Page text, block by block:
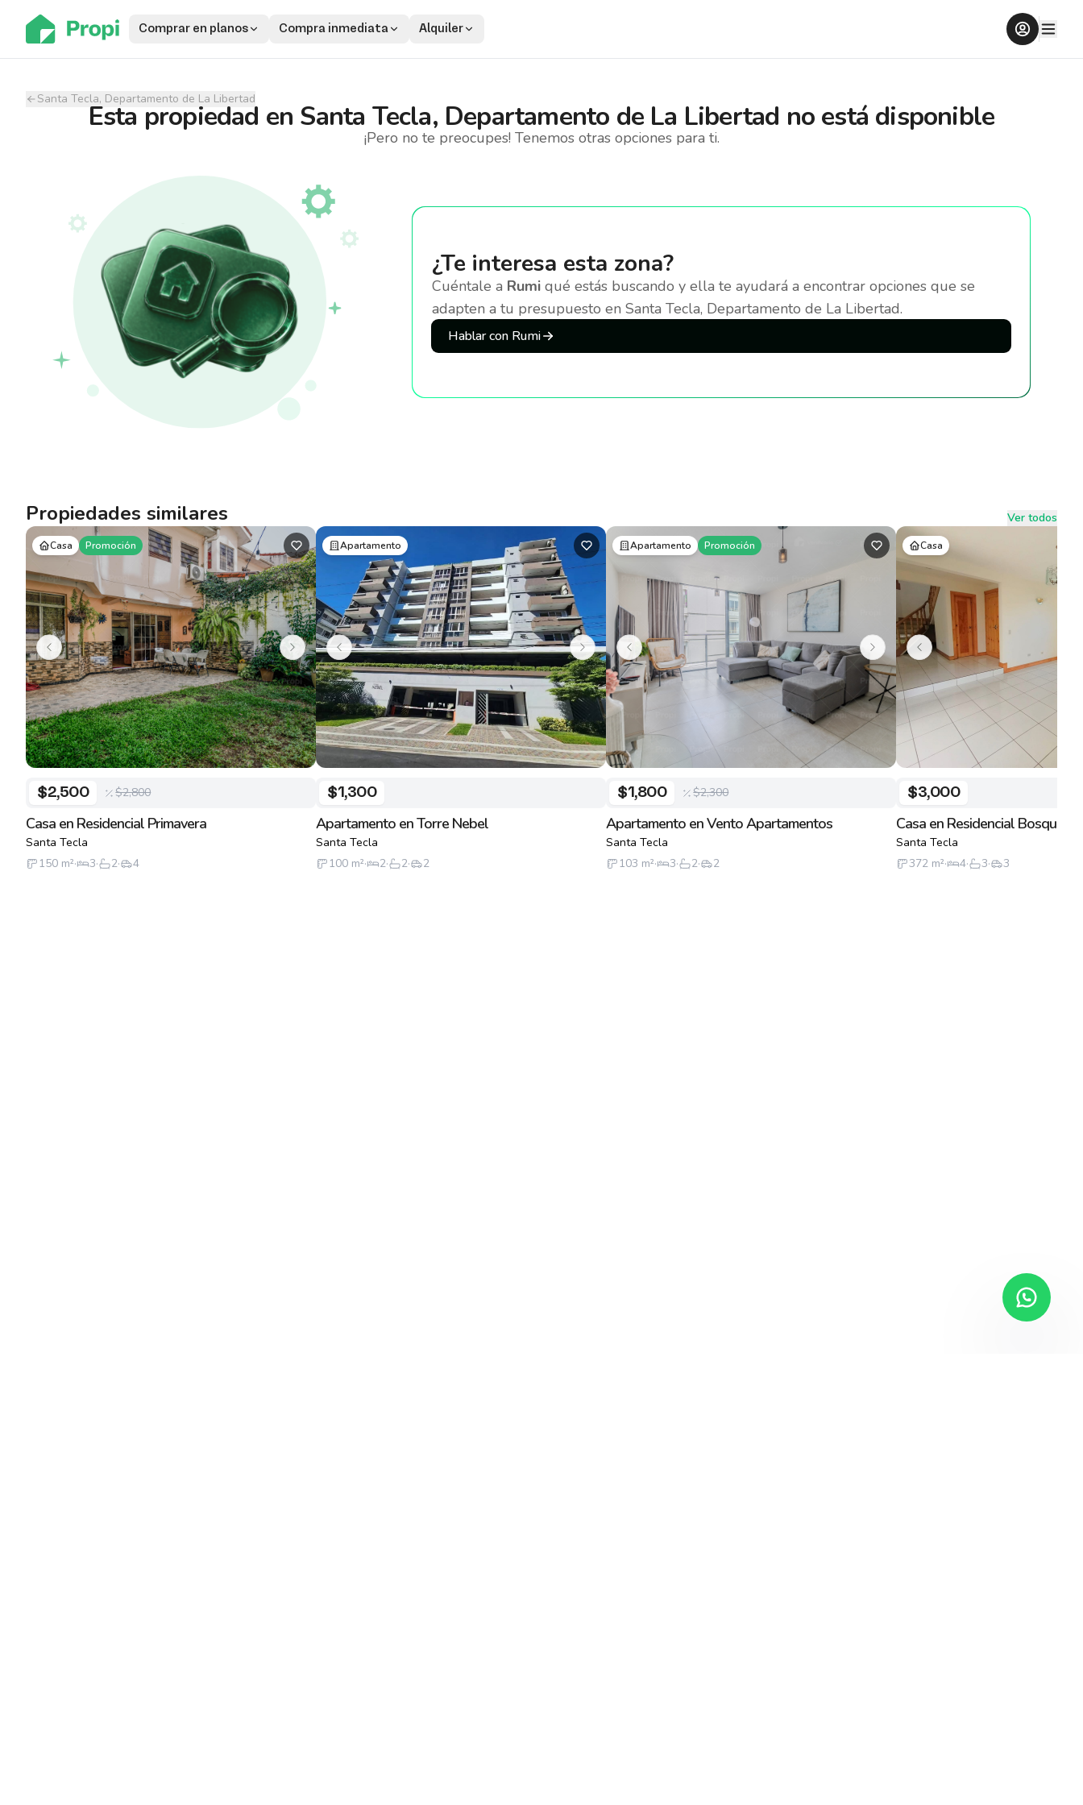
Comprar en planos Compra inmediata Alquiler
Santa Tecla, Departamento de La Libertad
Esta propiedad en Santa Tecla, Departamento de La Libertad no está disponible
¡Pero no te preocupes! Tenemos otras opciones para ti.
¿Te interesa esta zona?
Cuéntale a Rumi qué estás buscando y ella te ayudará a encontrar opciones que se
adapten a tu presupuesto en Santa Tecla, Departamento de La Libertad.
Hablar con Rumi
Propiedades similares Ver todos
Casa Promoción
$2,500 $2,800
Casa en Residencial Primavera
Santa Tecla
150 m²· 3· 2· 4
Apartamento
$1,300
Apartamento en Torre Nebel
Santa Tecla
100 m²· 2· 2· 2
Apartamento Promoción
$1,800 $2,300
Apartamento en Vento Apartamentos
Santa Tecla
103 m²· 3· 2· 2
Casa
$3,000
Casa en Residencial Bosques
Santa Tecla
372 m²· 4· 3· 3